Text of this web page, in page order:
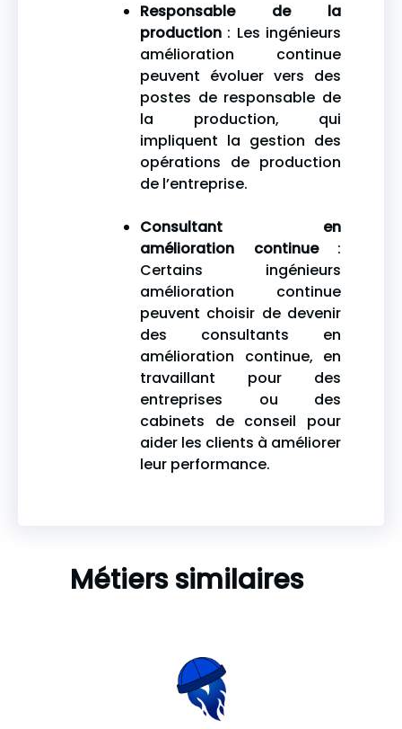
Responsable de la
production : Les ingénieurs
amélioration continue
peuvent évoluer vers des
postes de responsable de
la production, qui
impliquent la gestion des
opérations de production
de l’entreprise.
Consultant en
amélioration continue:
Certains ingénieurs
amélioration continue
peuvent choisir de devenir
des consultants en
amélioration continue, en
travaillant pour des
entreprises ou des
cabinets de conseil pour
aider les clients à améliorer
leur performance.
Métiers similaires